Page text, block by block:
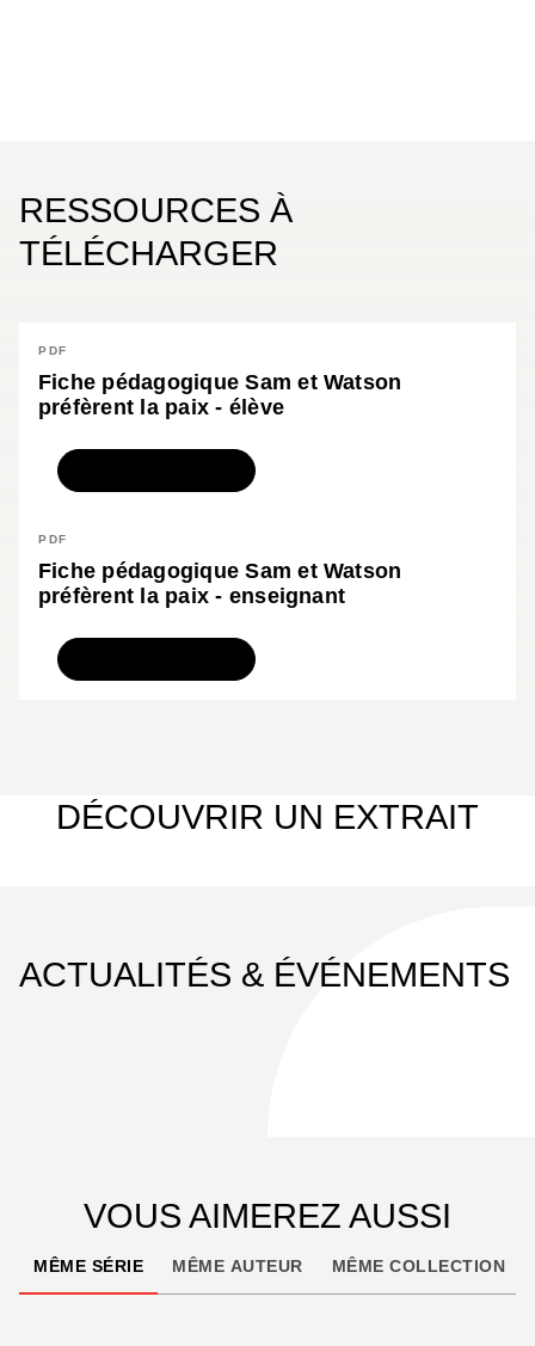
RESSOURCES À
TÉLÉCHARGER
PDF
Fiche pédagogique Sam et Watson
préfèrent la paix - élève
PDF
Fiche pédagogique Sam et Watson
préfèrent la paix - enseignant
DÉCOUVRIR UN EXTRAIT
ACTUALITÉS & ÉVÉNEMENTS
VOUS AIMEREZ AUSSI
MÊME SÉRIE MÊME AUTEUR MÊME COLLECTION